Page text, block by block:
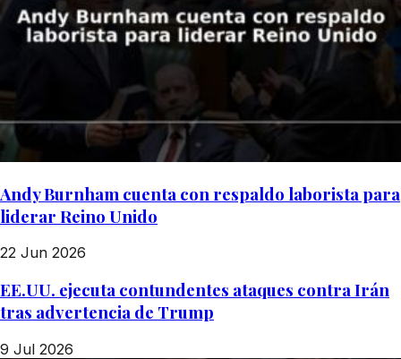
Andy Burnham cuenta con respaldo laborista para
liderar Reino Unido
22 Jun 2026
EE.UU. ejecuta contundentes ataques contra Irán
tras advertencia de Trump
9 Jul 2026